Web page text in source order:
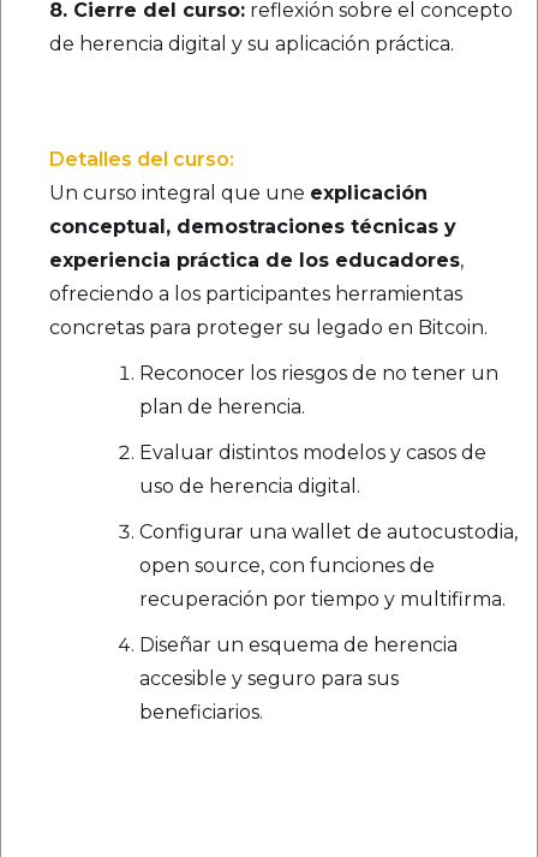
8. Cierre del curso: reflexión sobre el concepto
de herencia digital y su aplicación práctica.
Detalles del curso:
Un curso integral que une explicación
conceptual, demostraciones técnicas y
experiencia práctica de los educadores,
ofreciendo a los participantes herramientas
concretas para proteger su legado en Bitcoin.
Reconocer los riesgos de no tener un
plan de herencia.
Evaluar distintos modelos y casos de
uso de herencia digital.
Configurar una wallet de autocustodia,
open source, con funciones de
recuperación por tiempo y multifirma.
Diseñar un esquema de herencia
accesible y seguro para sus
beneficiarios.